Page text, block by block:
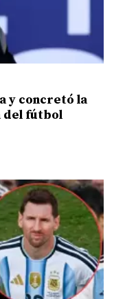
y concretó la
del fútbol